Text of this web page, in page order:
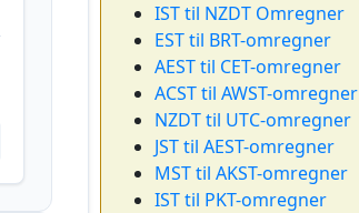
IST til NZDT Omregner
EST til BRT-omregner
AEST til CET-omregner
ACST til AWST-omregner
NZDT til UTC-omregner
JST til AEST-omregner
MST til AKST-omregner
IST til PKT-omregner